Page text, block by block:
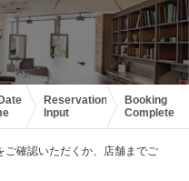
Reservation
Input
Booking
Complete
確認いただくか、店舗までご